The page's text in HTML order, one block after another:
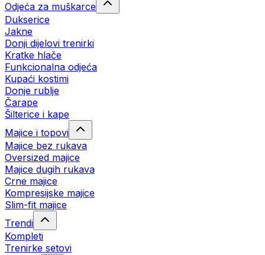
Odjeća za muškarce
Dukserice
Jakne
Donji dijelovi trenirki
Kratke hlače
Funkcionalna odjeća
Kupaći kostimi
Donje rublje
Čarape
Šilterice i kape
Majice i topovi
Majice bez rukava
Oversized majice
Majice dugih rukava
Crne majice
Kompresijske majice
Slim-fit majice
Trendi
Kompleti
Trenirke setovi